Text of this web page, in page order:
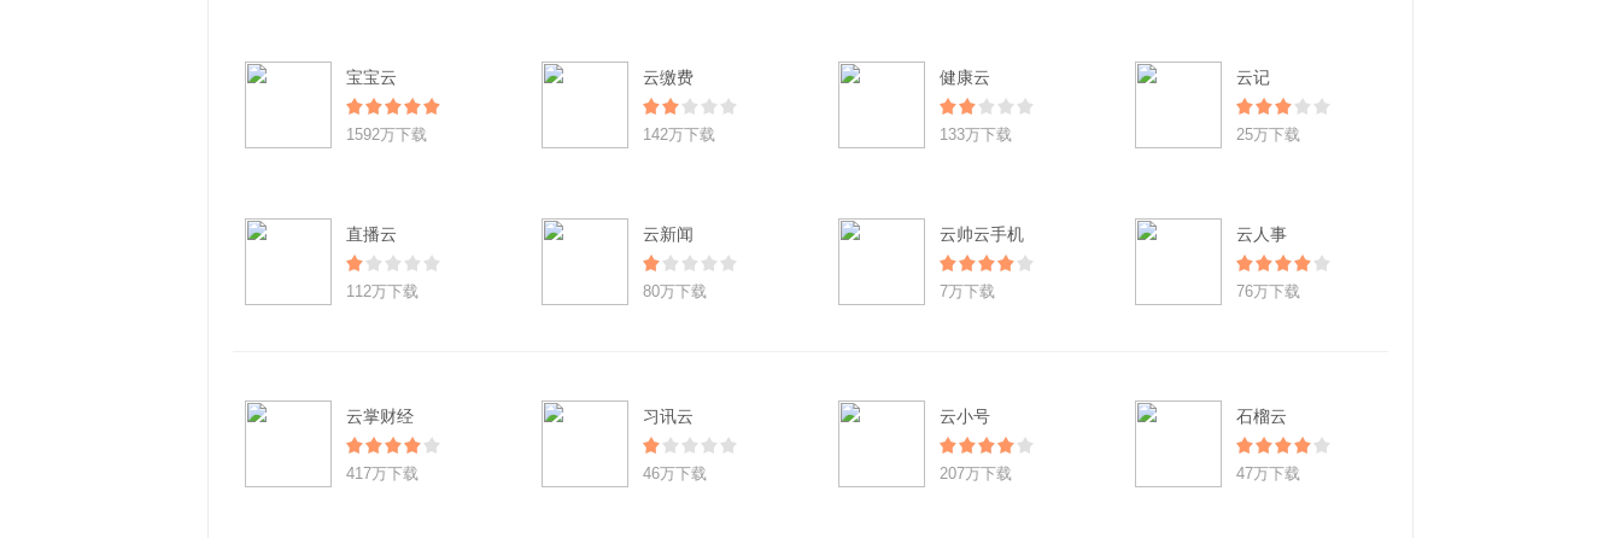
宝宝云
1592万下载
云缴费
142万下载
健康云
133万下载
云记
25万下载
直播云
112万下载
云新闻
80万下载
云帅云手机
7万下载
云人事
76万下载
云掌财经
417万下载
习讯云
46万下载
云小号
207万下载
石榴云
47万下载